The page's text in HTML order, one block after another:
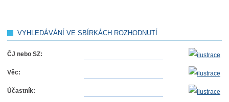
VYHLEDÁVÁNÍ VE SBÍRKÁCH ROZHODNUTÍ
ČJ nebo SZ:
Věc:
Účastník: